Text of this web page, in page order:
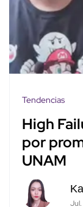
Tendencias
High
por
UNAM